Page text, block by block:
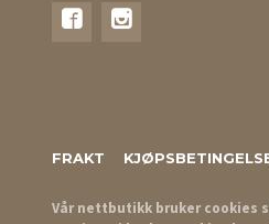
FRAKT
Vår nettbutikk bruker cookies